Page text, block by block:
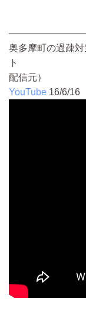
奥多摩町の過疎
ト
配信元）
YouTube 16/6/16